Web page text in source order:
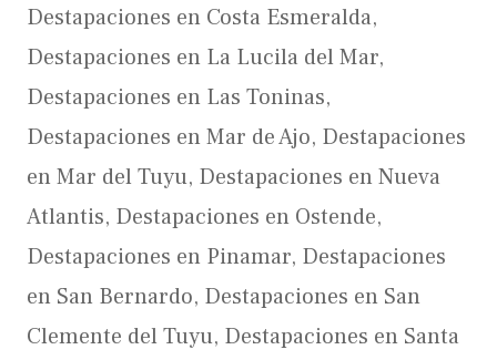
Destapaciones en Costa Esmeralda,
Destapaciones en La Lucila del Mar,
Destapaciones en Las Toninas,
Destapaciones en Mar de Ajo, Destapaciones
en Mar del Tuyu, Destapaciones en Nueva
Atlantis, Destapaciones en Ostende,
Destapaciones en Pinamar, Destapaciones
en San Bernardo, Destapaciones en San
Clemente del Tuyu, Destapaciones en Santa